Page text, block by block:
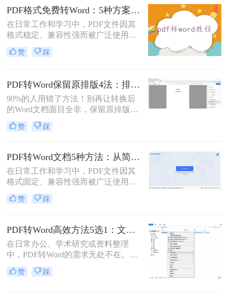
5种主流方案，助您高效完成转换。
PDF格式免费转Word：5种方案的速度、精度、文件限制对比！
在日常工作和学习中，PDF文件因其
格式稳定、兼容性强而被广泛使用。
然而，当需要对PDF内容进行编辑
时，很多人会遇到困难。此时，将
换成word"这一常见需求，本文将为
您详细介绍五种安全、高效且完全免
费的转换方法，帮助您轻松实现格式
转换。
赞 踩
PDF转Word保留原排版4法：排版优先模式、OCR选项和格式修复全流程！
90%的人用错了方法！别再让转换后
的Word文档面目全非，保留原排版的
秘密就在这里。“这表格怎么全乱
了？”、“字体全变了，我还得一个个
PDF转为Word文档时，最崩溃的瞬
间。一份精心排版的PDF报告，转换
后却变成需要“二次加工”的混乱文
档，不仅浪费时间，更可能引发关键
信息错漏的风险。那么pdf转word怎么
保留原排版呢？
赞 踩
PDF转Word文档5种方法：从简单复制到专业软件的适用范围！
在日常工作和学习中，PDF文件因其
格式固定、兼容性强而被广泛使用。
然而，PDF的静态特性也带来了编辑
困难的问题。为了便于修改和协作，
许多用户的刚需。那么pdf怎么转换成
word文档呢？本文将详细介绍五种常
用的PDF转Word方法，帮助您选择最
适合自己的解决方案。
赞 踩
PDF转Word高效方法5选1：文件大小和类型决定用哪个！
在日常办公、学术研究或资料整理
中，PDF转Word的需求无处不在。那
么pdf怎么转换成word呢？本文将系统
解析5种主流方法，涵盖不同场景，
赞 踩